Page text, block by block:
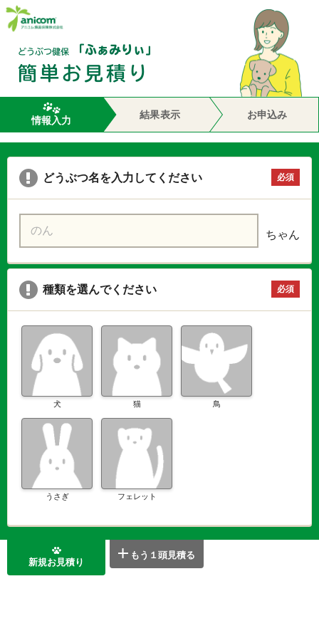
情報入力 結果表示 お申込み
どうぶつ名を入力してください 必須
ちゃん
種類を選んでください 必須
犬 猫 鳥
うさぎ フェレット
新規お見積り
もう１頭見積る